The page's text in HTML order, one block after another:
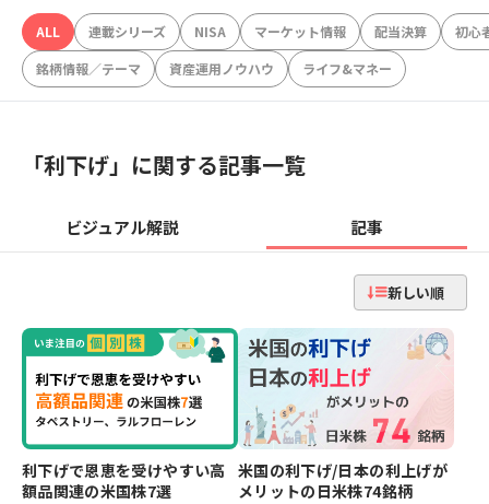
ALL 連載シリーズ NISA マーケット情報 配当決算
初心
銘柄情報／テーマ
資産運用ノウハウ ライフ&マネー
「利下げ」に関する記事一覧
ビジュアル解説 記事
新しい順
利下げで恩恵を受けやすい高
額品関連の米国株7選
米国の利下げ/日本の利上げが
メリットの日米株74銘柄